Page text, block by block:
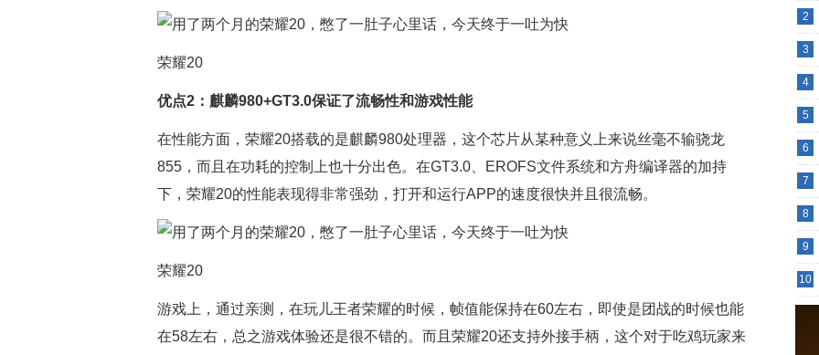
荣耀20
优点2：麒麟980+GT3.0保证了流畅性和游戏性能
在性能方面，荣耀20搭载的是麒麟980处理器，这个芯片从某种意义上来说丝毫不输骁龙
855，而且在功耗的控制上也十分出色。在GT3.0、EROFS文件系统和方舟编译器的加持
下，荣耀20的性能表现得非常强劲，打开和运行APP的速度很快并且很流畅。
荣耀20
游戏上，通过亲测，在玩儿王者荣耀的时候，帧值能保持在60左右，即使是团战的时候也能
在58左右，总之游戏体验还是很不错的。而且荣耀20还支持外接手柄，这个对于吃鸡玩家来
2
3
4
5
6
7
8
9
10